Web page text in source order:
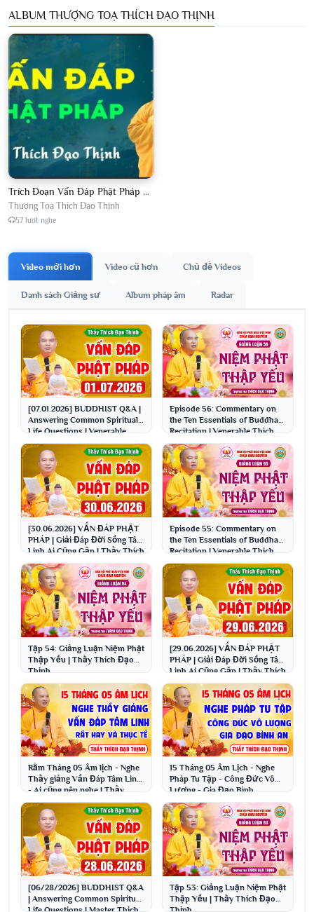
ALBUM THƯỢNG TOẠ THÍCH ĐẠO THỊNH
Trích Đoạn Vấn Đáp Phật Pháp 2026
Thượng Toạ Thích Đạo Thịnh
57 lượt nghe
Video mới hơn Video cũ hơn Chủ đề Videos
Danh sách Giảng sư Album pháp âm Radar
[07.01.2026] BUDDHIST Q&A |
Answering Common Spiritual
Life Questions | Venerable
Thich Dao Thinh
Episode 56: Commentary on
the Ten Essentials of Buddha
Recitation | Venerable Thich
Dao Thinh
[30.06.2026] VẤN ĐÁP PHẬT
PHÁP | Giải Đáp Đời Sống Tâm
Linh Ai Cũng Gặp | Thầy Thích
Đạo Thịnh
Episode 55: Commentary on
the Ten Essentials of Buddha
Recitation | Venerable Thich
Dao Thinh
Tập 54: Giảng Luận Niệm Phật
Thập Yếu | Thầy Thích Đạo
Thịnh
[29.06.2026] VẤN ĐÁP PHẬT
PHÁP | Giải Đáp Đời Sống Tâm
Linh Ai Cũng Gặp | Thầy Thích
Đạo Thịnh
Rằm Tháng 05 Âm lịch - Nghe
Thầy giảng Vấn Đáp Tâm Linh
- Ai cũng nên nghe | Thầy
Thích Đạo Thịnh
15 Tháng 05 Âm Lịch - Nghe
Pháp Tu Tập - Công Đức Vô
Lượng - Gia Đạo Bình
An│Thầy Thích Đạo Thịnh
[06/28/2026] BUDDHIST Q&A
| Answering Common Spiritual
Life Questions | Master Thich
Tập 53: Giảng Luận Niệm Phật
Thập Yếu | Thầy Thích Đạo
Thịnh